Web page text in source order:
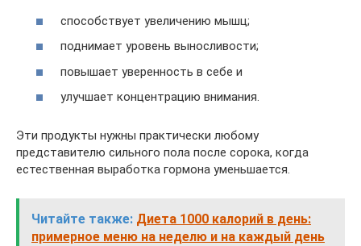
способствует увеличению мышц;
поднимает уровень выносливости;
повышает уверенность в себе и
улучшает концентрацию внимания.
Эти продукты нужны практически любому
представителю сильного пола после сорока, когда
естественная выработка гормона уменьшается.
Читайте также: Диета 1000 калорий в день:
примерное меню на неделю и на каждый день